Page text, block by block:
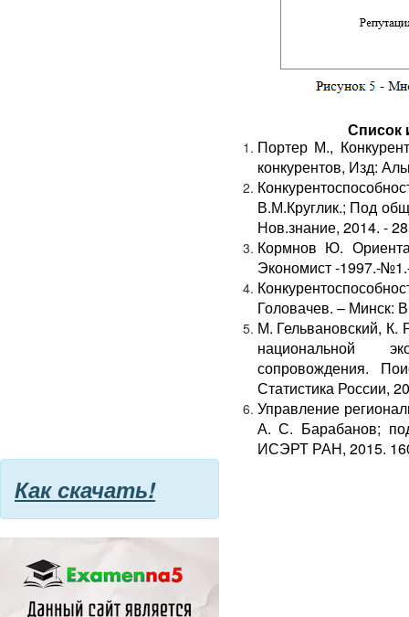
Список
Портер М.,
конкурентов, Изд:
В.М.Круглик.; Под
Нов.знание, 2014. -
Кормнов Ю.
Экономист -1997.-
Головачев. – Минск:
М. Гельвановский, К.
национальной
сопровождения.
Статистика России,
Управление
А. С. Барабанов;
ИСЭРТ РАН, 2015.
Как скачать!